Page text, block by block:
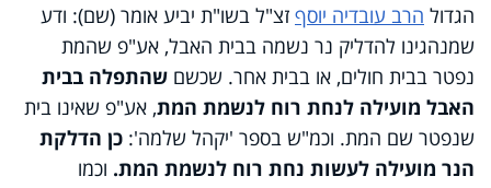
הגדול הרב עובדיה יוסף זצ"ל בשו"ת יביע אומר (שם): ודע
שמנהגינו להדליק נר נשמה בבית האבל, אע"פ שהמת
נפטר בבית חולים, או בבית אחר. שכשם שהתפלה בבית
האבל מועילה לנחת רוח לנשמת המת, אע"פ שאינו בית
שנפטר שם המת. וכמ"ש בספר 'יקהל שלמה': כן הדלקת
הנר מועילה לעשות נחת רוח לנשמת המת. וכמו